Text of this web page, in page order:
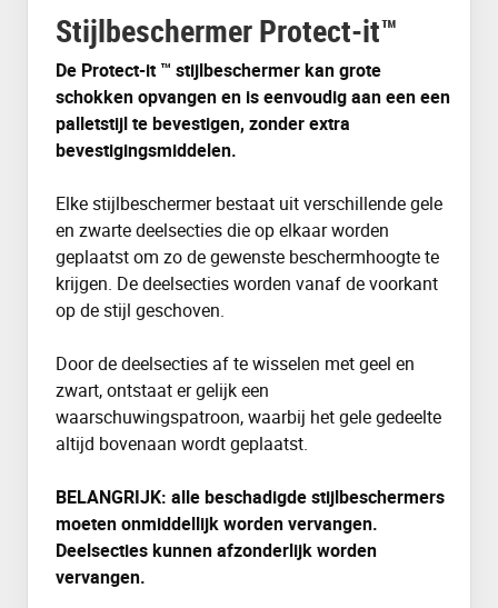
Stijlbeschermer Protect-it™
De Protect-it ™ stijlbeschermer kan grote
schokken opvangen en is eenvoudig aan een een
palletstijl te bevestigen, zonder extra
bevestigingsmiddelen.
Elke stijlbeschermer bestaat uit verschillende gele
en zwarte deelsecties die op elkaar worden
geplaatst om zo de gewenste beschermhoogte te
krijgen. De deelsecties worden vanaf de voorkant
op de stijl geschoven.
Door de deelsecties af te wisselen met geel en
zwart, ontstaat er gelijk een
waarschuwingspatroon, waarbij het gele gedeelte
altijd bovenaan wordt geplaatst.
BELANGRIJK: alle beschadigde stijlbeschermers
moeten onmiddellijk worden vervangen.
Deelsecties kunnen afzonderlijk worden
vervangen.